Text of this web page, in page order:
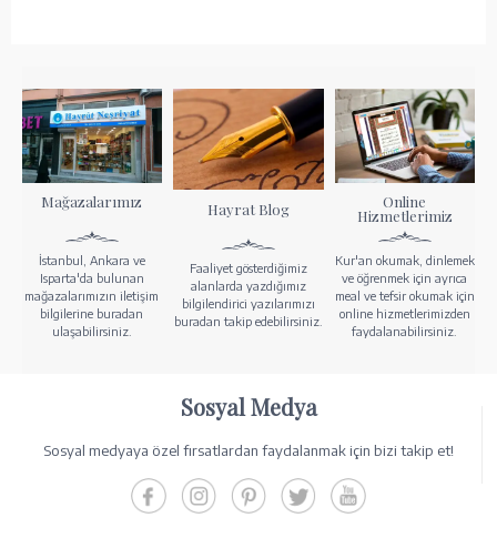
Mağazalarımız
İstanbul, Ankara ve
Isparta'da bulunan
mağazalarımızın iletişim
bilgilerine buradan
ulaşabilirsiniz.
Hayrat Blog
Faaliyet gösterdiğimiz
alanlarda yazdığımız
bilgilendirici yazılarımızı
buradan takip edebilirsiniz.
Online
Hizmetlerimiz
Kur'an okumak, dinlemek
ve öğrenmek için ayrıca
meal ve tefsir okumak için
online hizmetlerimizden
faydalanabilirsiniz.
Sosyal Medya
Sosyal medyaya özel fırsatlardan faydalanmak için bizi takip et!